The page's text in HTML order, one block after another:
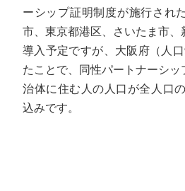
ーシップ証明制度が施行され
市、東京都港区、さいたま市
導入予定ですが、大阪府（人
たことで、同性パートナーシッ
治体に住む人の人口が全人口
込みです。